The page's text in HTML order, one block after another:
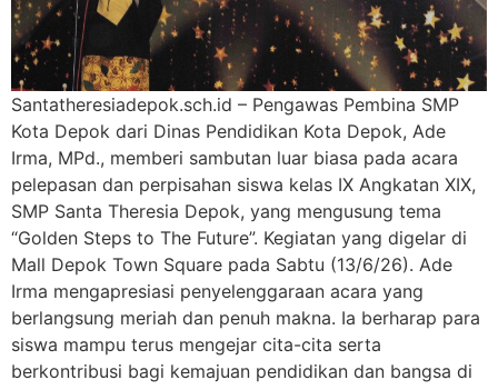
Santatheresiadepok.sch.id – Pengawas Pembina SMP
Kota Depok dari Dinas Pendidikan Kota Depok, Ade
Irma, MPd., memberi sambutan luar biasa pada acara
pelepasan dan perpisahan siswa kelas IX Angkatan XIX,
SMP Santa Theresia Depok, yang mengusung tema
“Golden Steps to The Future”. Kegiatan yang digelar di
Mall Depok Town Square pada Sabtu (13/6/26). Ade
Irma mengapresiasi penyelenggaraan acara yang
berlangsung meriah dan penuh makna. Ia berharap para
siswa mampu terus mengejar cita-cita serta
berkontribusi bagi kemajuan pendidikan dan bangsa di